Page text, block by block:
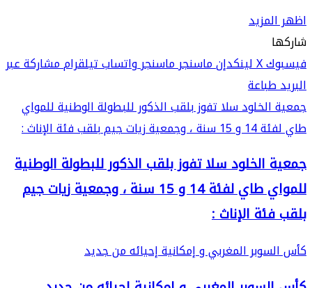
اظهر المزيد
شاركها
فيسبوك‫Xلينكدإنماسنجرماسنجرواتسابتيلقراممشاركة عبر
البريدطباعة
جمعية الخلود سلا تفوز بلقب الذكور للبطولة الوطنية للمواي
طاي لفئة 14 و 15 سنة ، وجمعية زيات جيم بلقب فئة الإناث :
جمعية الخلود سلا تفوز بلقب الذكور للبطولة الوطنية
للمواي طاي لفئة 14 و 15 سنة ، وجمعية زيات جيم
بلقب فئة الإناث :
كأس السوبر المغربي و إمكانية إحيائه من جديد